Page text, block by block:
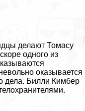
делают Томасу
одного из
оказывается
дела. Билли Кимбер